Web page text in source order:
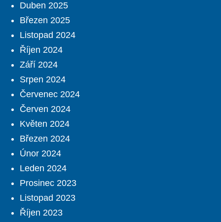
Duben 2025
Březen 2025
Listopad 2024
Říjen 2024
Září 2024
Srpen 2024
Červenec 2024
Červen 2024
Květen 2024
Březen 2024
Únor 2024
Leden 2024
Prosinec 2023
Listopad 2023
Říjen 2023